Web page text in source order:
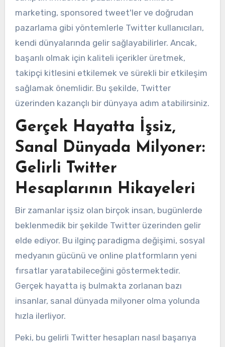
marketing, sponsored tweet'ler ve doğrudan
pazarlama gibi yöntemlerle Twitter kullanıcıları,
kendi dünyalarında gelir sağlayabilirler. Ancak,
başarılı olmak için kaliteli içerikler üretmek,
takipçi kitlesini etkilemek ve sürekli bir etkileşim
sağlamak önemlidir. Bu şekilde, Twitter
üzerinden kazançlı bir dünyaya adım atabilirsiniz.
Gerçek Hayatta İşsiz,
Sanal Dünyada Milyoner:
Gelirli Twitter
Hesaplarının Hikayeleri
Bir zamanlar işsiz olan birçok insan, bugünlerde
beklenmedik bir şekilde Twitter üzerinden gelir
elde ediyor. Bu ilginç paradigma değişimi, sosyal
medyanın gücünü ve online platformların yeni
fırsatlar yaratabileceğini göstermektedir.
Gerçek hayatta iş bulmakta zorlanan bazı
insanlar, sanal dünyada milyoner olma yolunda
hızla ilerliyor.
Peki, bu gelirli Twitter hesapları nasıl başarıya